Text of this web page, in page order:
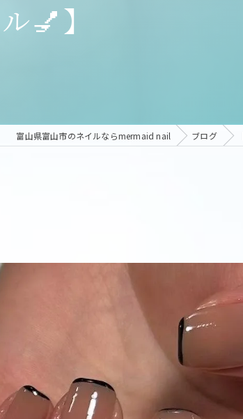
💅】
富山県富山市のネイルならmermaid nail ブログ